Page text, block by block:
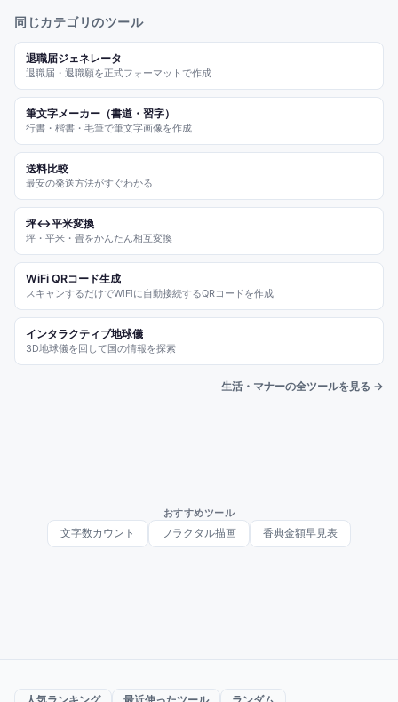
同じカテゴリのツール
退職届ジェネレータ
退職届・退職願を正式フォーマットで作成
筆文字メーカー（書道・習字）
行書・楷書・毛筆で筆文字画像を作成
送料比較
最安の発送方法がすぐわかる
坪↔平米変換
坪・平米・畳をかんたん相互変換
WiFi QRコード生成
スキャンするだけでWiFiに自動接続するQRコードを作成
インタラクティブ地球儀
3D地球儀を回して国の情報を探索
生活・マナーの全ツールを見る →
おすすめツール
文字数カウント フラクタル描画 香典金額早見表